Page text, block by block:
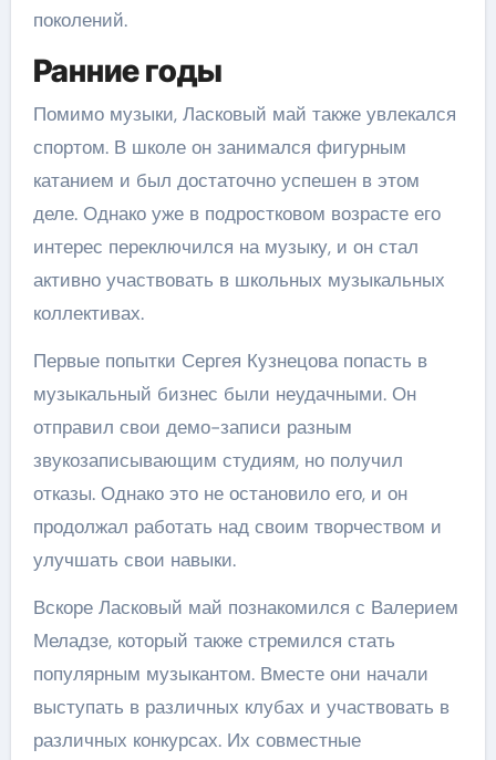
поколений.
Ранние годы
Помимо музыки, Ласковый май также увлекался
спортом. В школе он занимался фигурным
катанием и был достаточно успешен в этом
деле. Однако уже в подростковом возрасте его
интерес переключился на музыку, и он стал
активно участвовать в школьных музыкальных
коллективах.
Первые попытки Сергея Кузнецова попасть в
музыкальный бизнес были неудачными. Он
отправил свои демо-записи разным
звукозаписывающим студиям, но получил
отказы. Однако это не остановило его, и он
продолжал работать над своим творчеством и
улучшать свои навыки.
Вскоре Ласковый май познакомился с Валерием
Меладзе, который также стремился стать
популярным музыкантом. Вместе они начали
выступать в различных клубах и участвовать в
различных конкурсах. Их совместные